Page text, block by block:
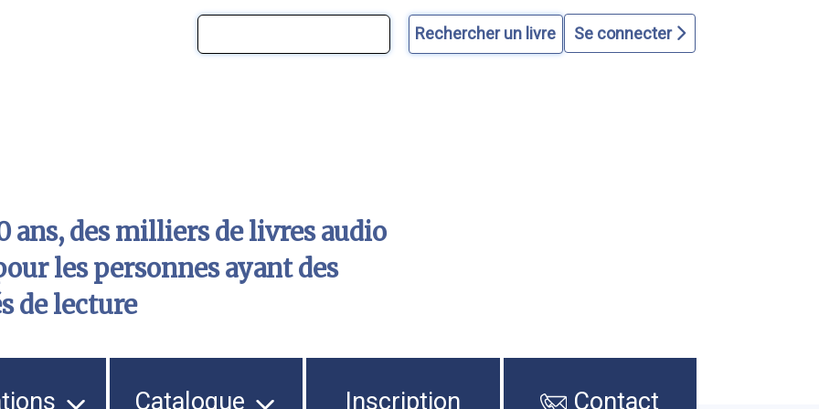
Se connecter
ans, des milliers de livres audio
les personnes ayant des
de lecture
Catalogue Inscription Contact